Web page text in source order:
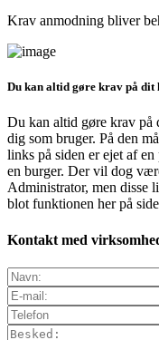
Krav anmodning bliver
Du kan altid gøre krav på dit
Du kan altid gøre krav på
dig som bruger. På den
links på siden er ejet af
en burger. Der vil dog
Administrator, men disse
blot funktionen her på
Kontakt med